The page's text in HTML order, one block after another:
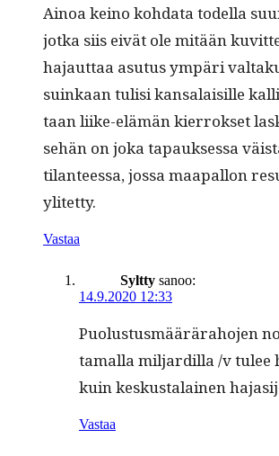
Ain­oa keino koh­da­ta todel­la
jot­ka siis eivät ole mitään
hajaut­taa asu­tus ympäri
suinkaan tulisi kansalaisille
taan liike-elämän kier­rokset
sehän on joka tapauk­ses­sa
tilanteessa, jos­sa maa­pal­lon
ylitetty.
Vastaa
Syltty sanoo:
14.9.2020 12:33
Puo­lus­tus­määrära­ho­jen
ta­mal­la mil­jardil­la /v tulee
kuin keskusta­lainen
Vastaa